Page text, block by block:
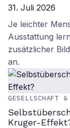
31. Juli 2026
Je leichter
Ausstattung
zusätzlicher
an.
GESELLSCHAFT &
Kruger-